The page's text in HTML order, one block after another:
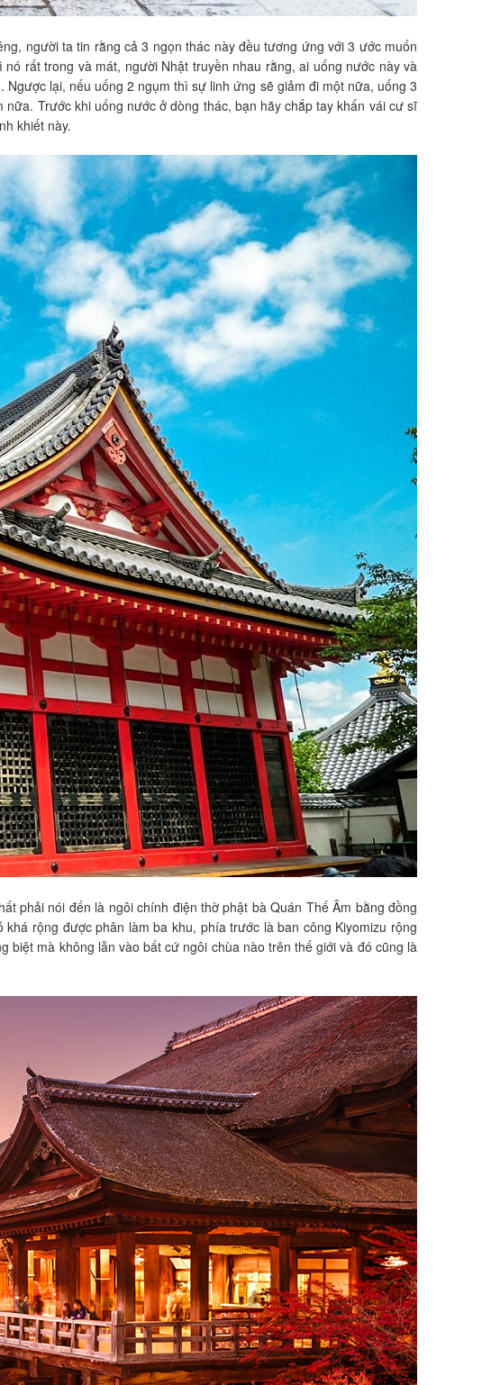
người ta tin rằng cả 3 ngọn thác này đều tương ứng với 3 ước muốn
rất trong và mát, người Nhật truyền nhau rằng, ai uống nước này và
lại, nếu uống 2 ngụm thì sự linh ứng sẽ giảm đi một nữa, uống 3
Trước khi uống nước ở dòng thác, bạn hãy chắp tay khấn vái cư sĩ
khiết này.
phải nói đến là ngôi chính điện thờ phật bà Quán Thế Âm bằng đồng
rộng được phân làm ba khu, phía trước là ban công Kiyomizu rộng
mà không lẫn vào bất cứ ngôi chùa nào trên thế giới và đó cũng là